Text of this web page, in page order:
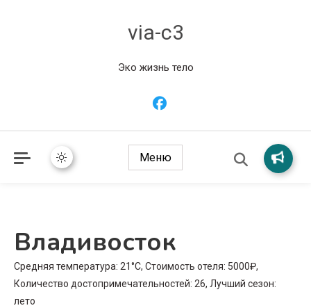
via-c3
Эко жизнь тело
Меню
Владивосток
Средняя температура: 21°C, Стоимость отеля: 5000₽,
Количество достопримечательностей: 26, Лучший сезон:
лето